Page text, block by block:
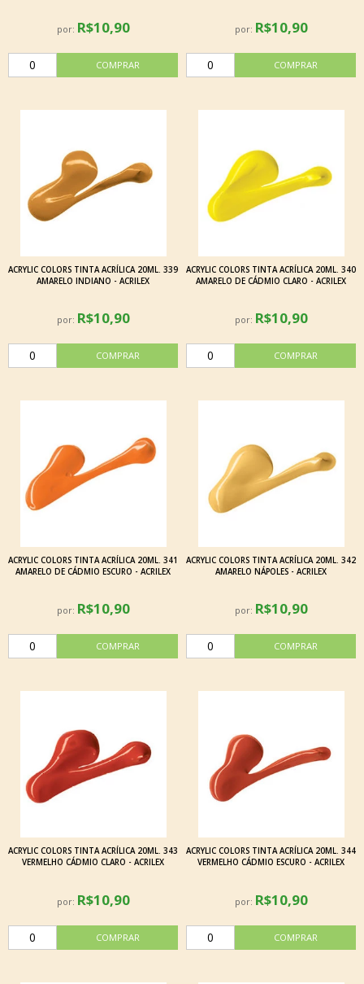
por: R$10,90 por: R$10,90
ACRYLIC COLORS TINTA ACRÍLICA 20ML. 339
AMARELO INDIANO - ACRILEX
por: R$10,90
ACRYLIC COLORS TINTA ACRÍLICA 20ML. 340
AMARELO DE CÁDMIO CLARO - ACRILEX
por: R$10,90
ACRYLIC COLORS TINTA ACRÍLICA 20ML. 341
AMARELO DE CÁDMIO ESCURO - ACRILEX
por: R$10,90
ACRYLIC COLORS TINTA ACRÍLICA 20ML. 342
AMARELO NÁPOLES - ACRILEX
por: R$10,90
ACRYLIC COLORS TINTA ACRÍLICA 20ML. 343
VERMELHO CÁDMIO CLARO - ACRILEX
por: R$10,90
ACRYLIC COLORS TINTA ACRÍLICA 20ML. 344
VERMELHO CÁDMIO ESCURO - ACRILEX
por: R$10,90